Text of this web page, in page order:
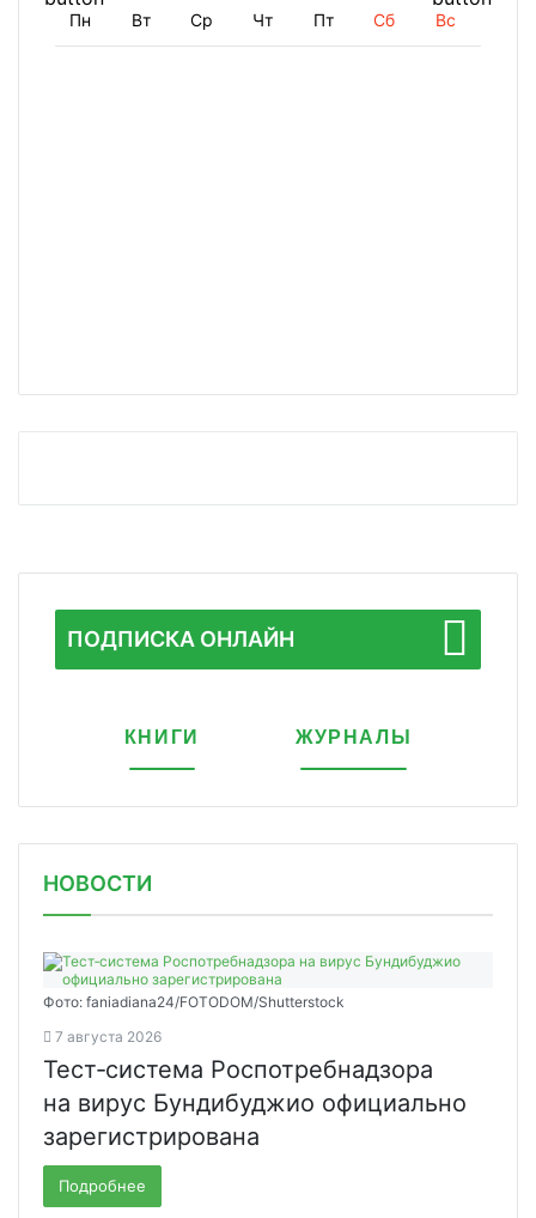
Пн Вт Ср Чт Пт Сб Вс
ПОДПИСКА ОНЛАЙН
КНИГИ ЖУРНАЛЫ
НОВОСТИ
Фото: faniadiana24/FOTODOM/Shutterstock
7 августа 2026
Тест‑система Роспотребнадзора
на вирус Бундибуджио официально
зарегистрирована
Подробнее